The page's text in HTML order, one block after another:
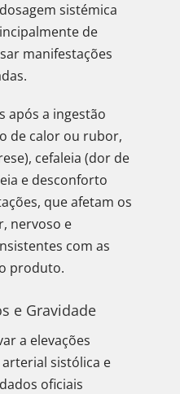
sistémica
de
manifestações
após a ingestão
de calor ou rubor,
cefaleia (dor de
e desconforto
que afetam os
nervoso e
com as
produto.
e Gravidade
a elevações
sistólica e
oficiais